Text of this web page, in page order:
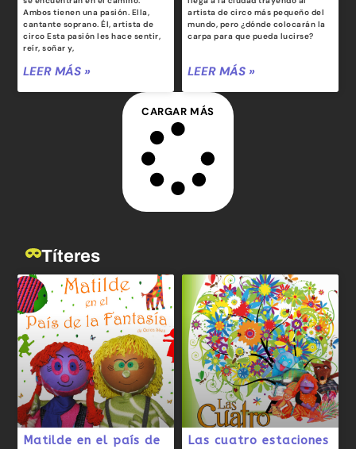
Ambos tienen una pasión. Ella,
cantante soprano. Él, artista de
circo Esta pasión les hace sentir,
reír, soñar y,
LEER MÁS »
artista de circo más pequeño del
mundo, pero ¿dónde colocarán la
carpa para que pueda lucirse?
LEER MÁS »
CARGAR MÁS
Títeres
Matilde en el país de
Las cuatro estaciones